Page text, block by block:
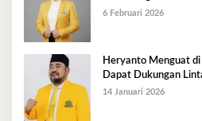
Golkar Mubar
6 Februari 2026
Heryanto Menguat
Dapat Dukungan
14 Januari 2026